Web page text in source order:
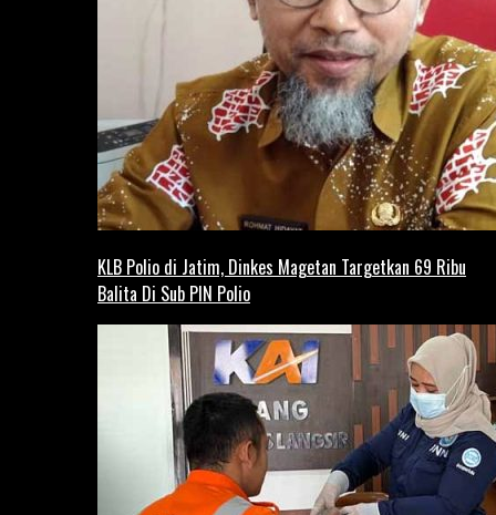
KLB Polio di Jatim, Dinkes Magetan Targetkan 69 Ribu
Balita Di Sub PIN Polio